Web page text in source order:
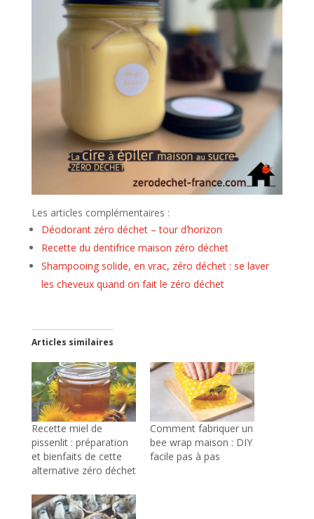
Les articles complémentaires :
Déodorant zéro déchet – tour d’horizon
Recette du dentifrice maison zéro déchet
Shampooing solide, en vrac, zéro déchet : se laver
les cheveux quand on fait le zéro déchet
Articles similaires
Recette miel de
pissenlit : préparation
et bienfaits de cette
alternative zéro déchet
Comment fabriquer un
bee wrap maison : DIY
facile pas à pas